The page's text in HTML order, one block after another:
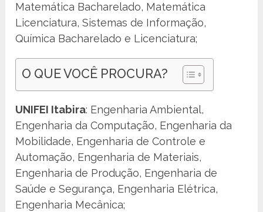
Matemática Bacharelado, Matemática
Licenciatura, Sistemas de Informação,
Química Bacharelado e Licenciatura;
O QUE VOCÊ PROCURA?
UNIFEI Itabira: Engenharia Ambiental,
Engenharia da Computação, Engenharia da
Mobilidade, Engenharia de Controle e
Automação, Engenharia de Materiais,
Engenharia de Produção, Engenharia de
Saúde e Segurança, Engenharia Elétrica,
Engenharia Mecânica;